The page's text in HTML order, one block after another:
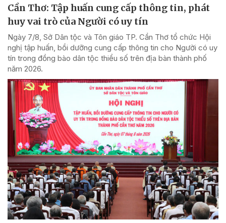
Cần Thơ: Tập huấn cung cấp thông tin, phát
huy vai trò của Người có uy tín
Ngày 7/8, Sở Dân tộc và Tôn giáo TP. Cần Thơ tổ chức Hội
nghị tập huấn, bồi dưỡng cung cấp thông tin cho Người có uy
tín trong đồng bào dân tộc thiểu số trên địa bàn thành phố
năm 2026.